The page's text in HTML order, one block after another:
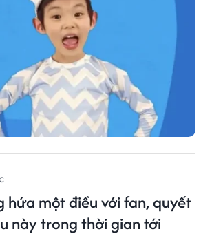
hứa một điều với fan, quyết
này trong thời gian tới